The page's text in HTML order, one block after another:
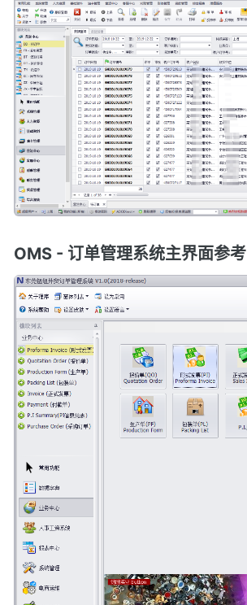
OMS - 订单管理系统主界面参考